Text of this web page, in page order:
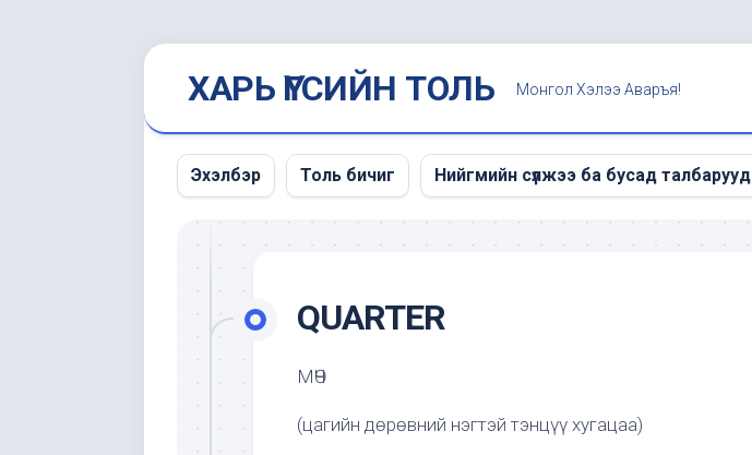
ХАРЬ ҮГСИЙН ТОЛЬ Монгол Хэлээ Аваръя!
Эхэлбэр Толь бичиг Нийгмийн сүлжээ ба бусад талбарууд
QUARTER
МӨЧ
(цагийн дөрөвний нэгтэй тэнцүү хугацаа)